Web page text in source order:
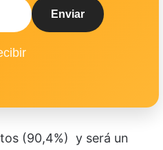
(90,4%) y será un